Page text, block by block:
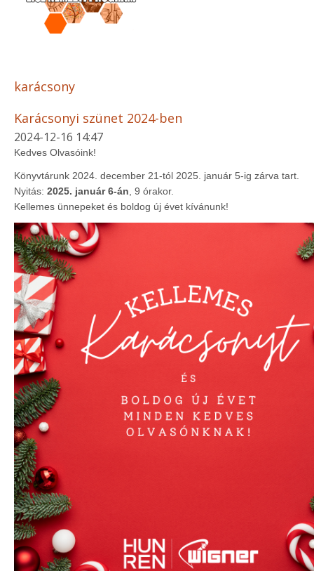
karácsony
Karácsonyi szünet 2024-ben
2024-12-16 14:47
Kedves Olvasóink!
Könyvtárunk 2024. december 21-tól 2025. január 5-ig zárva tart.
Nyitás: 2025. január 6-án, 9 órakor.
Kellemes ünnepeket és boldog új évet kívánunk!